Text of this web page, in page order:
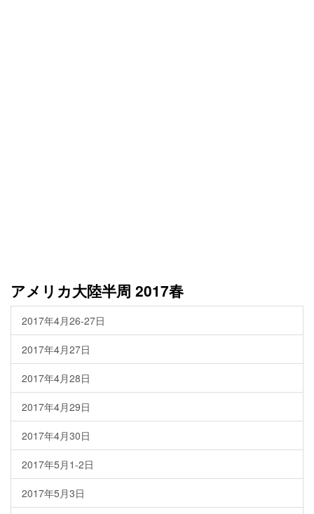
アメリカ大陸半周 2017春
2017年4月26-27日
2017年4月27日
2017年4月28日
2017年4月29日
2017年4月30日
2017年5月1-2日
2017年5月3日